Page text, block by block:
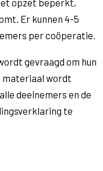
opzet beperkt,
Er kunnen 4-5
per coöperatie.
gevraagd om hun
materiaal wordt
deelnemers en de
te